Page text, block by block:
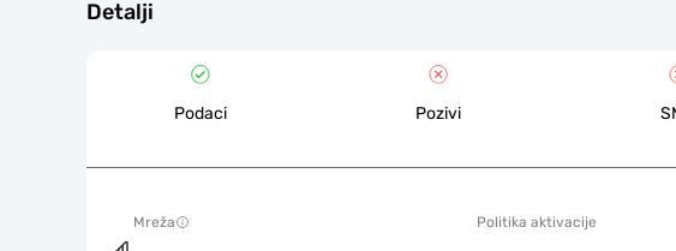
Detalji
Podaci Pozivi
Mreža Politika aktivacije